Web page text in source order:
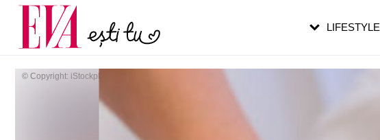
© Copyright: iStockphoto
LIFESTYLE
Carieră
Actualitate
pe măsură ce înaintezi în vârstă